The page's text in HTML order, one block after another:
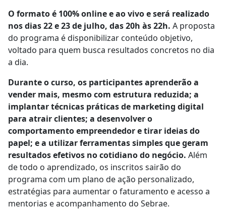
O formato é 100% online e ao vivo e será realizado
nos dias 22 e 23 de julho, das 20h às 22h. A proposta
do programa é disponibilizar conteúdo objetivo,
voltado para quem busca resultados concretos no dia
a dia.
Durante o curso, os participantes aprenderão a
vender mais, mesmo com estrutura reduzida; a
implantar técnicas práticas de marketing digital
para atrair clientes; a desenvolver o
comportamento empreendedor e tirar ideias do
papel; e a utilizar ferramentas simples que geram
resultados efetivos no cotidiano do negócio. Além
de todo o aprendizado, os inscritos sairão do
programa com um plano de ação personalizado,
estratégias para aumentar o faturamento e acesso a
mentorias e acompanhamento do Sebrae.